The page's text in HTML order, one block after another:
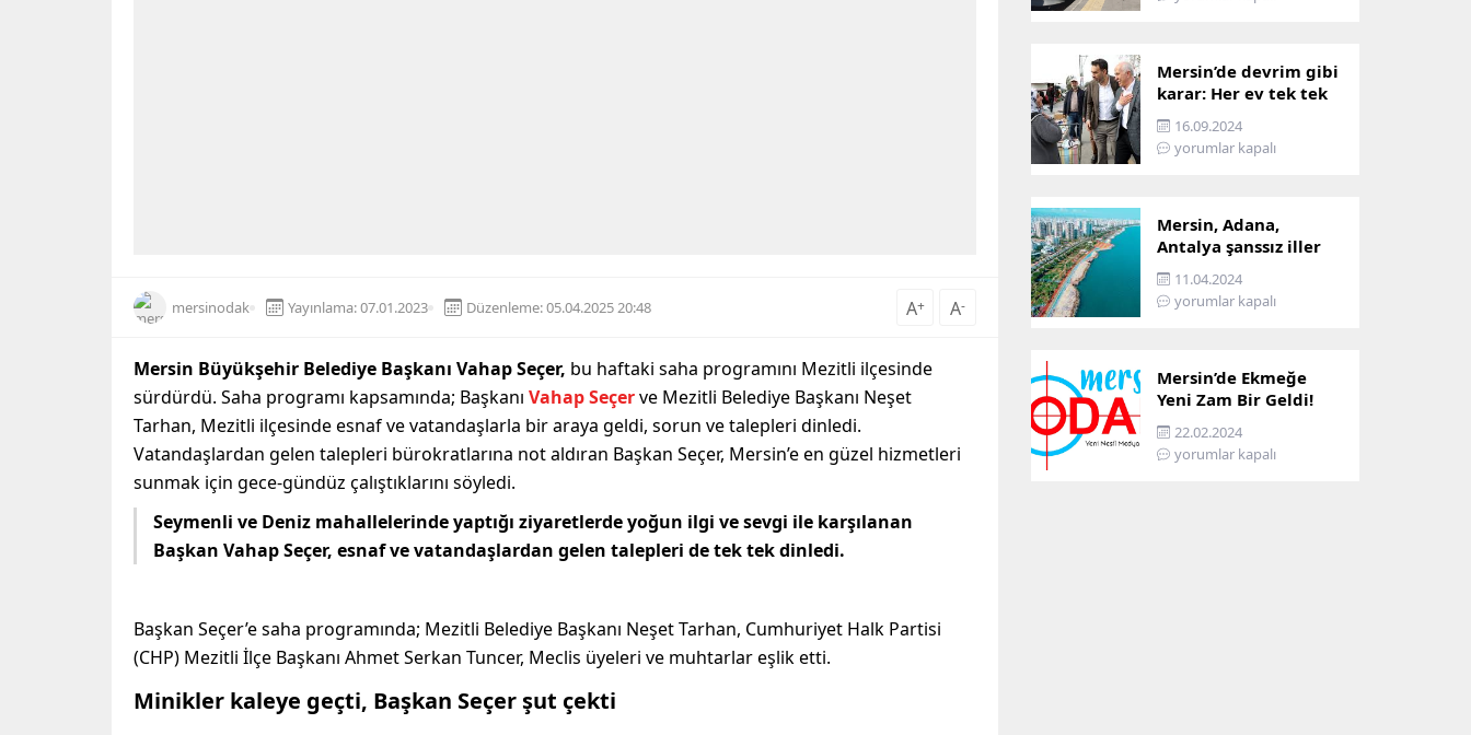
mersinodak Yayınlama: 07.01.2023 Düzenleme: 05.04.2025 20:48 A+ A-
Mersin Büyükşehir Belediye Başkanı Vahap Seçer, bu haftaki saha programını Mezitli ilçesinde
sürdürdü. Saha programı kapsamında; Başkanı Vahap Seçerve Mezitli Belediye Başkanı Neşet
Tarhan, Mezitli ilçesinde esnaf ve vatandaşlarla bir araya geldi, sorun ve talepleri dinledi.
Vatandaşlardan gelen talepleri bürokratlarına not aldıran Başkan Seçer, Mersin’e en güzel hizmetleri
sunmak için gece-gündüz çalıştıklarını söyledi.
Seymenli ve Deniz mahallelerinde yaptığı ziyaretlerde yoğun ilgi ve sevgi ile karşılanan
Başkan Vahap Seçer, esnaf ve vatandaşlardan gelen talepleri de tek tek dinledi.
Başkan Seçer’e saha programında; Mezitli Belediye Başkanı Neşet Tarhan, Cumhuriyet Halk Partisi
(CHP) Mezitli İlçe Başkanı Ahmet Serkan Tuncer, Meclis üyeleri ve muhtarlar eşlik etti.
Minikler kaleye geçti, Başkan Seçer şut çekti
Mersin’de devrim gibi
karar: Her ev tek tek
incelenecek!
16.09.2024
yorumlar kapalı
Mersin, Adana,
Antalya şanssız iller
arasına girdi: İşte
sebebi…
11.04.2024
yorumlar kapalı
Mersin’de Ekmeğe
Yeni Zam Bir Geldi!
İşte Mersin’in Zamlı
Ekmek Fiyatı!
22.02.2024
yorumlar kapalı